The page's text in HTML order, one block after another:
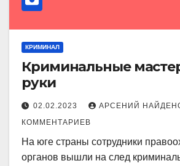
КРИМИНАЛ
Криминальные
руки
02.02.2023 АРСЕНИЙ
КОММЕНТАРИЕВ
На юге страны сотрудники
органов вышли на след